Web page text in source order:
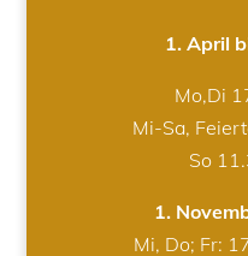
1. April
Mo,Di
Mi-Sa,
So
1.
Mi, Do; Fr: